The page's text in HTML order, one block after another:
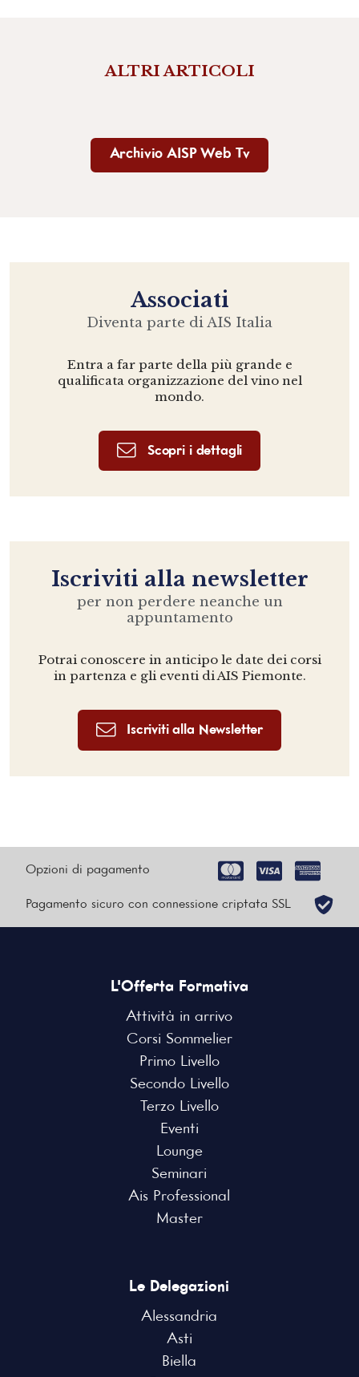
ALTRI ARTICOLI
Archivio AISP Web Tv
Associati
Diventa parte di AIS Italia
Entra a far parte della più grande e
qualificata organizzazione del vino nel
mondo.
Scopri i dettagli
Iscriviti alla newsletter
per non perdere neanche un
appuntamento
Potrai conoscere in anticipo le date dei corsi
in partenza e gli eventi di AIS Piemonte.
Iscriviti alla Newsletter
Opzioni di pagamento
Pagamento sicuro con connessione criptata SSL
L'Offerta Formativa
Attività in arrivo
Corsi Sommelier
Primo Livello
Secondo Livello
Terzo Livello
Eventi
Lounge
Seminari
Ais Professional
Master
Le Delegazioni
Alessandria
Asti
Biella